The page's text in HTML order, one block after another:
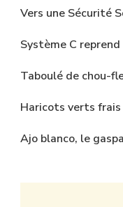
Vers une Sécurité
Système C reprend
Taboulé de chou-
Haricots verts
Ajo blanco, le